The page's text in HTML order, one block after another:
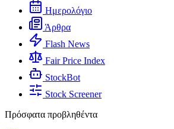
Ημερολόγιο
Άρθρα
Flash News
Fair Price Index
StockBot
Stock Screener
Πρόσφατα προβληθέντα